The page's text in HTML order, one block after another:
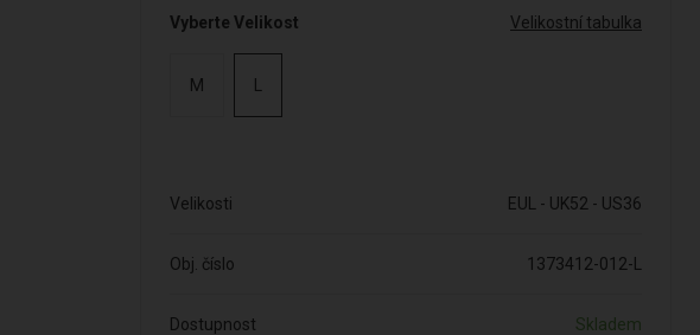
Vyberte Velikost Velikostní tabulka
M
Velikosti EUL - UK52 - US36
Obj. číslo 1373412-012-L
Dostupnost Skladem